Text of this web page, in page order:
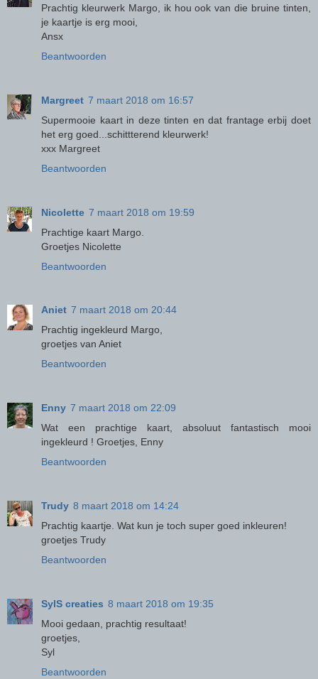
Prachtig kleurwerk Margo, ik hou ook van die bruine tinten,
je kaartje is erg mooi,
Ansx
Beantwoorden
Margreet 7 maart 2018 om 16:57
Supermooie kaart in deze tinten en dat frantage erbij doet
het erg goed...schittterend kleurwerk!
xxx Margreet
Beantwoorden
Nicolette 7 maart 2018 om 19:59
Prachtige kaart Margo.
Groetjes Nicolette
Beantwoorden
Aniet 7 maart 2018 om 20:44
Prachtig ingekleurd Margo,
groetjes van Aniet
Beantwoorden
Enny 7 maart 2018 om 22:09
Wat een prachtige kaart, absoluut fantastisch mooi
ingekleurd ! Groetjes, Enny
Beantwoorden
Trudy 8 maart 2018 om 14:24
Prachtig kaartje. Wat kun je toch super goed inkleuren!
groetjes Trudy
Beantwoorden
SylS creaties 8 maart 2018 om 19:35
Mooi gedaan, prachtig resultaat!
groetjes,
Syl
Beantwoorden